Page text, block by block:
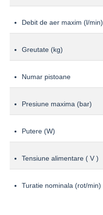
Debit de aer maxim (l/min)
Greutate (kg)
Numar pistoane
Presiune maxima (bar)
Putere (W)
Tensiune alimentare ( V )
Turatie nominala (rot/min)